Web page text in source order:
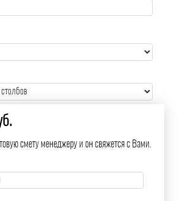
смету менеджеру и он свяжется с Вами.